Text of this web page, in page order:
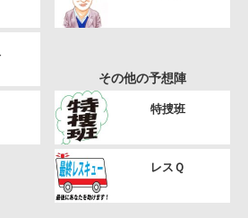
その他の予想陣
特捜班
レスＱ